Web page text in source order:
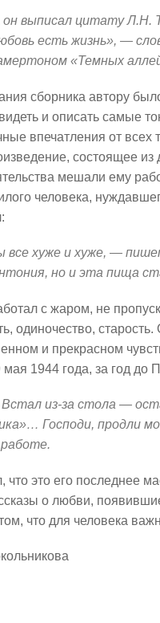
выписал цитату Л.Н.
есть жизнь», —
«Темных
сборника автору
и описать самые
впечатления от всех
состоящее
мешали ему
человека,
хуже и хуже, —
но и эта пища
с жаром, не
одиночество,
и прекрасном
1944 года, за год до
Встал из-за стола —
Господи, продли
что это его последнее
о любви,
что для человека